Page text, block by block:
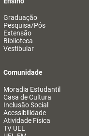
Graduação
Pesquisa/Pós
Extensão
Biblioteca
Vestibular
Comunidade
Moradia Estudantil
Casa de Cultura
Inclusão Social
Acessibilidade
Atividade Física
TV UEL